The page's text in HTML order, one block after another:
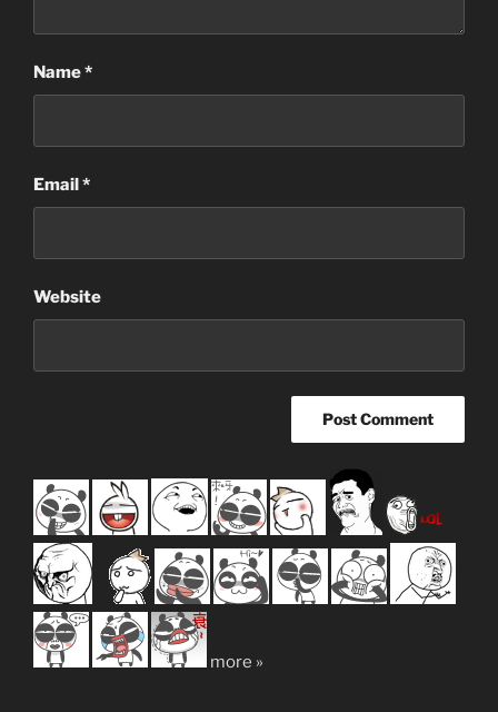
Name*
Email*
Website
more »